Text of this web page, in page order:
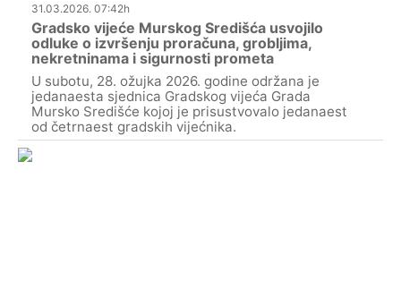
31.03.2026. 07:42h
Gradsko vijeće Murskog Središća usvojilo
odluke o izvršenju proračuna, grobljima,
nekretninama i sigurnosti prometa
U subotu, 28. ožujka 2026. godine održana je
jedanaesta sjednica Gradskog vijeća Grada
Mursko Središće kojoj je prisustvovalo jedanaest
od četrnaest gradskih vijećnika.